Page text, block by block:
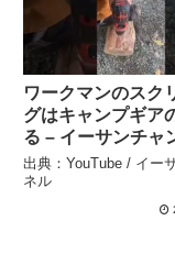
ワークマンのスク
グはキャンプギア
る – イーサンチャ
出典：YouTube / イー
ネル